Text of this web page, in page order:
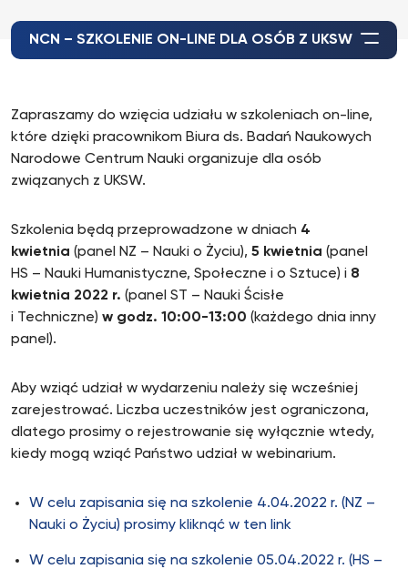
NCN – SZKOLENIE ON-LINE DLA OSÓB Z UKSW
Zapraszamy do wzięcia udziału w szkoleniach on-line,
które dzięki pracownikom Biura ds. Badań Naukowych
Narodowe Centrum Nauki organizuje dla osób
związanych z UKSW.
Szkolenia będą przeprowadzone w dniach 4
kwietnia (panel NZ – Nauki o Życiu), 5 kwietnia (panel
HS – Nauki Humanistyczne, Społeczne i o Sztuce) i 8
kwietnia 2022 r. (panel ST – Nauki Ścisłe
i Techniczne) w godz. 10:00-13:00 (każdego dnia inny
panel).
Aby wziąć udział w wydarzeniu należy się wcześniej
zarejestrować. Liczba uczestników jest ograniczona,
dlatego prosimy o rejestrowanie się wyłącznie wtedy,
kiedy mogą wziąć Państwo udział w webinarium.
W celu zapisania się na szkolenie 4.04.2022 r. (NZ –
Nauki o Życiu) prosimy kliknąć w ten link
W celu zapisania się na szkolenie 05.04.2022 r. (HS –